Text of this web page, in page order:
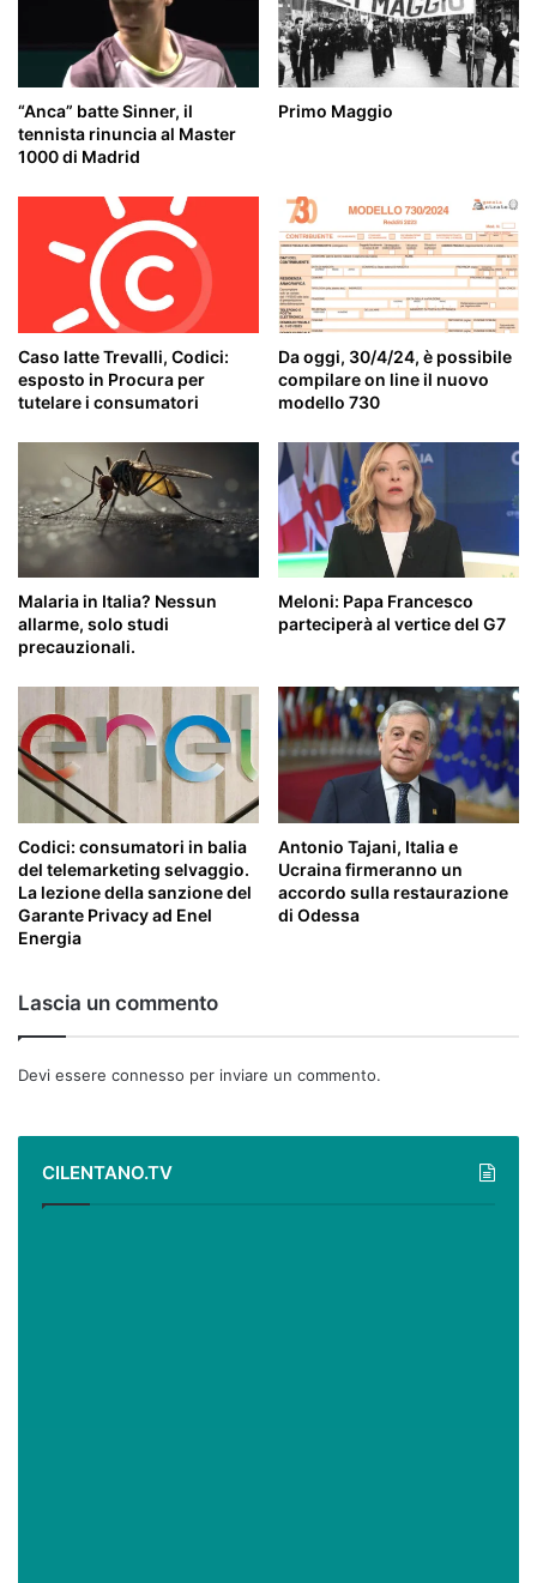
“Anca” batte Sinner, il
tennista rinuncia al Master
1000 di Madrid
Primo Maggio
Caso latte Trevalli, Codici:
esposto in Procura per
tutelare i consumatori
Da oggi, 30/4/24, è possibile
compilare on line il nuovo
modello 730
Malaria in Italia? Nessun
allarme, solo studi
precauzionali.
Meloni: Papa Francesco
parteciperà al vertice del G7
Codici: consumatori in balia
del telemarketing selvaggio.
La lezione della sanzione del
Garante Privacy ad Enel
Energia
Antonio Tajani, Italia e
Ucraina firmeranno un
accordo sulla restaurazione
di Odessa
Lascia un commento
Devi essere connesso per inviare un commento.
CILENTANO.TV